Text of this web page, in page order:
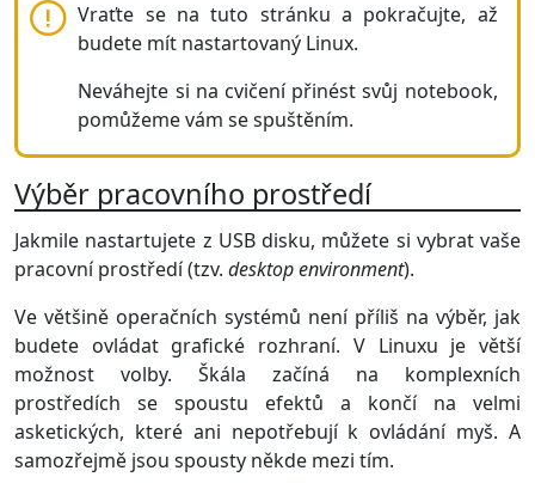
Vraťte se na tuto stránku a pokračujte, až
budete mít nastartovaný Linux.
Neváhejte si na cvičení přinést svůj notebook,
pomůžeme vám se spuštěním.
Výběr pracovního prostředí
Jakmile nastartujete z USB disku, můžete si vybrat vaše
pracovní prostředí (tzv. desktop environment).
Ve většině operačních systémů není příliš na výběr, jak
budete ovládat grafické rozhraní. V Linuxu je větší
možnost volby. Škála začíná na komplexních
prostředích se spoustu efektů a končí na velmi
asketických, které ani nepotřebují k ovládání myš. A
samozřejmě jsou spousty někde mezi tím.